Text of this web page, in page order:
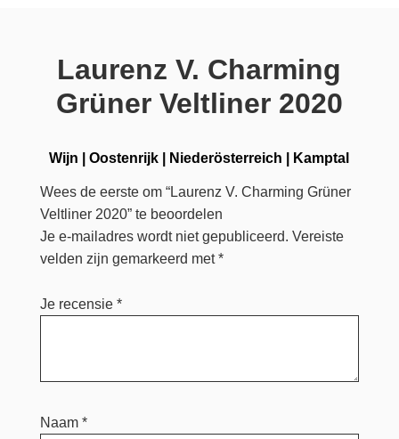
Laurenz V. Charming
Grüner Veltliner 2020
Wijn |Oostenrijk Niederösterreich Kamptal
Wees de eerste om “Laurenz V. Charming Grüner
Veltliner 2020” te beoordelen
Je e-mailadres wordt niet gepubliceerd. Vereiste
velden zijn gemarkeerd met*
Je recensie *
Naam *